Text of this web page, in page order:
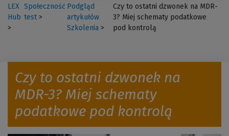
LEX
Hub
>
Społeczność
test >
Podgląd
artykułów
Szkolenia >
Czy to ostatni dzwonek na MDR-
3? Miej schematy podatkowe
pod kontrolą
Czy to ostatni dzwonek na
MDR-3? Miej schematy
podatkowe pod kontrolą